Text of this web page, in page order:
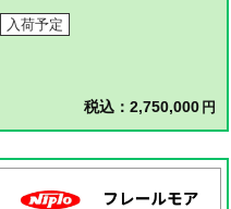
入荷予定
税込：2,750,000 円